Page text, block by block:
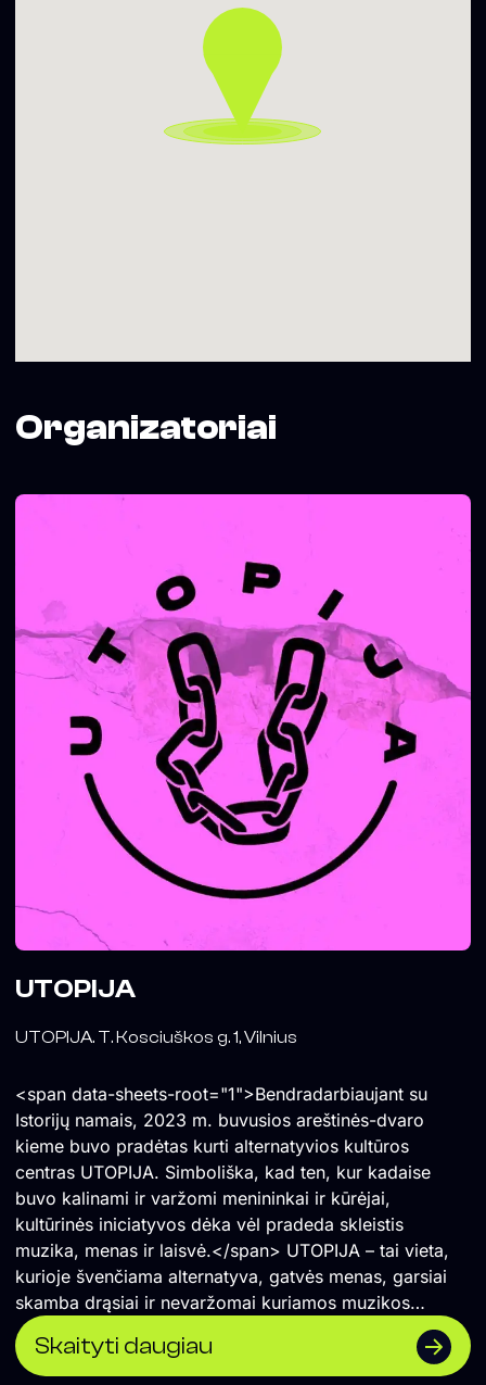
on.soundcloud.com/SqvoD9FtQoHp3eJv5
https://www.instagram.com/noisefracture?
utm_source=ig_web_button_share_sheet&igsh=ZDNlZDc0
Organizatoriai
UTOPIJA
UTOPIJA. T. Kosciuškos g. 1, Vilnius
<span data-sheets-root="1">Bendradarbiaujant su
Istorijų namais, 2023 m. buvusios areštinės-dvaro
kieme buvo pradėtas kurti alternatyvios kultūros
centras UTOPIJA. Simboliška, kad ten, kur kadaise
buvo kalinami ir varžomi menininkai ir kūrėjai,
kultūrinės iniciatyvos dėka vėl pradeda skleistis
muzika, menas ir laisvė.</span> UTOPIJA – tai vieta,
kurioje švenčiama alternatyva, gatvės menas, garsiai
skamba drąsiai ir nevaržomai kuriamos muzikos
koncertai ir vakarėliai. Čia renkasi vilniečiai ir miesto
svečiai, savo vietą atranda įvairios miesto
bendruomenės. UTOPIJA palaiko maištingą miesto
Skaityti daugiau